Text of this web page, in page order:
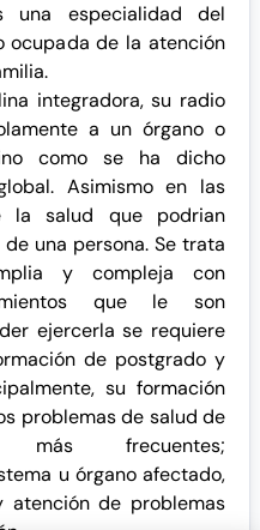
especialidad del
ocupada de la atención
integradora, su radio
a un órgano o
como se ha dicho
Asimismo en las
la salud que podrian
una persona. Se trata
y compleja con
que le son
ejercerla se requiere
de postgrado y
su formación
problemas de salud de
más frecuentes;
u órgano afectado,
atención de problemas